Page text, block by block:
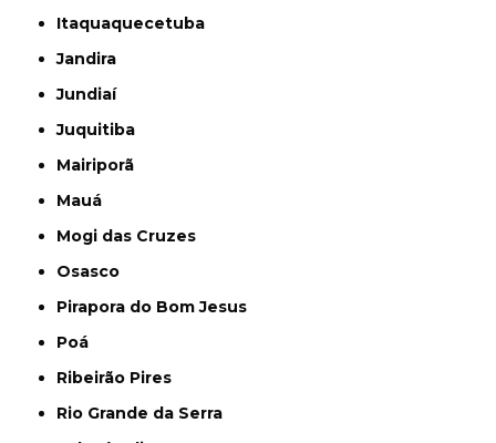
Itaquaquecetuba
Jandira
Jundiaí
Juquitiba
Mairiporã
Mauá
Mogi das Cruzes
Osasco
Pirapora do Bom Jesus
Poá
Ribeirão Pires
Rio Grande da Serra